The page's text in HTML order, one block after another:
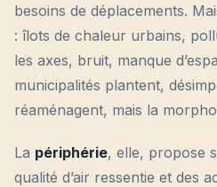
besoins de déplacements.
: îlots de chaleur urbains,
les axes, bruit, manque
municipalités plantent,
réaménagent, mais la
La périphérie, elle, propose
qualité d’air ressentie et des